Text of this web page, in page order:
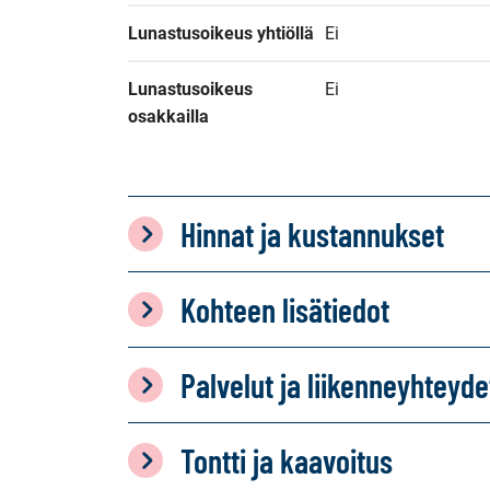
Lunastusoikeus yhtiöllä Ei
Lunastusoikeus
osakkailla
Ei
Hinnat ja kustannukset
Kohteen lisätiedot
Palvelut ja
Tontti ja kaavoitus